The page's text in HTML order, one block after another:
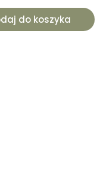
do koszyka